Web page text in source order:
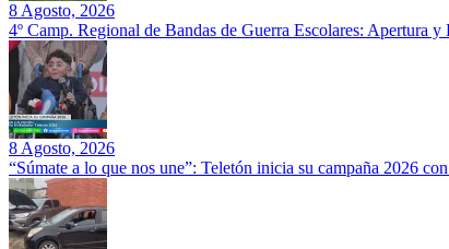
8 Agosto, 2026
4º Camp. Regional de Bandas de Guerra Escolares: Apertura
8 Agosto, 2026
“Súmate a lo que nos une”: Teletón inicia su campaña 2026